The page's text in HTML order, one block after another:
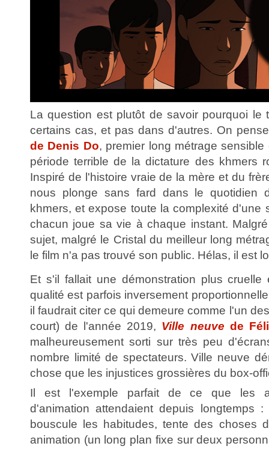
La question est plutôt de savoir pourquoi le
certains cas, et pas dans d'autres. On
de Denis Do, premier long métrage
période terrible de la dictature des khmers
Inspiré de l'histoire vraie de la mère et du
nous plonge sans fard dans le quotidien
khmers, et expose toute la complexité d'une
chacun joue sa vie à chaque instant.
sujet, malgré le Cristal du meilleur long
le film n'a pas trouvé son public. Hélas, il est
Et s'il fallait une démonstration plus
qualité est parfois inversement
il faudrait citer ce qui demeure comme l'un
court) de l'année 2019, Ville neuve de
malheureusement sorti sur très peu
nombre limité de spectateurs. Ville neuve
chose que les injustices grossières du box-
Il est l'exemple parfait de ce que les
d'animation attendaient depuis longtemps
bouscule les habitudes, tente des choses
animation (un long plan fixe sur deux